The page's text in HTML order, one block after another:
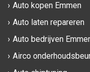
Auto kopen Emmen
Auto laten repareren
Auto bedrijven
Airco